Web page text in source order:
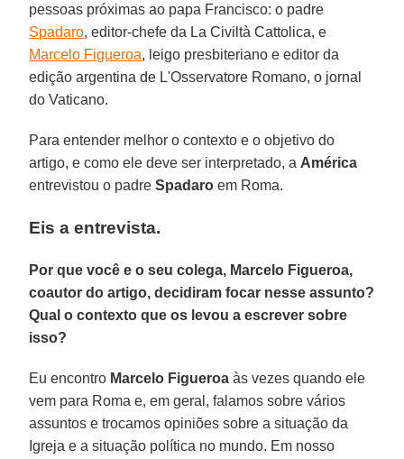
pessoas próximas ao papa Francisco: o padre
Spadaro, editor-chefe da La Civiltà Cattolica, e
Marcelo Figueroa, leigo presbiteriano e editor da
edição argentina de L'Osservatore Romano, o jornal
do Vaticano.
Para entender melhor o contexto e o objetivo do
artigo, e como ele deve ser interpretado, a América
entrevistou o padreSpadaro em Roma.
Eis a entrevista.
Por que você e o seu colega, Marcelo Figueroa,
coautor do artigo, decidiram focar nesse assunto?
Qual o contexto que os levou a escrever sobre
isso?
Eu encontro Marcelo Figueroa às vezes quando ele
vem para Roma e, em geral, falamos sobre vários
assuntos e trocamos opiniões sobre a situação da
Igreja e a situação política no mundo. Em nosso